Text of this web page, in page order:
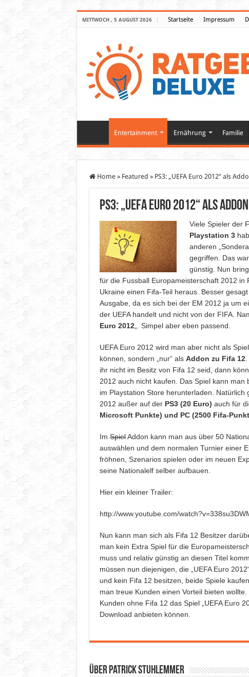
MITTWOCH , 5 AUGUST 2026 Startseite Impressum
Entertainment Ernährung Familie
Home » Featured » PS3: „UEFA Euro 2012“ als
PS3: „UEFA Euro 2012“ als
Viele Spieler der
Playstation 3
anderen
gegriffen. Das
günstig. Nun
für die Fussball Europameisterschaft 2012 in
Ukraine einen Fifa-Teil heraus. Besser
Ausgabe, da es sich bei der EM 2012 ja um
der UEFA handelt und nicht von der FIFA.
Euro 2012„. Simpel aber eben passend.
UEFA Euro 2012 wird man aber nicht als
können, sondern „nur“ als Addon zu Fifa 12.
ihr nicht im Besitz von Fifa 12 seid, dann
2012 auch nicht kaufen. Das Spiel kann man
im Playstation Store herunterladen. Natürlich
2012 außer auf der PS3 (20 Euro) auch für
Microsoft Punkte) und PC (2500 Fifa-
ImSpielAddon kann man aus über 50
auswählen und dem normalen Turnier einer
fröhnen, Szenarios spielen oder im neuen
seine Nationalelf selber aufbauen.
Hier ein kleiner Trailer:
http://www.youtube.com/
Nun kann man sich als Fifa 12 Besitzer
man kein Extra Spiel für die
muss und relativ günstig an diesen Titel
müssen nun diejenigen, die „UEFA Euro
und kein Fifa 12 besitzen, beide Spiele
man treue Kunden einen Vorteil bieten
Kunden ohne Fifa 12 das Spiel „UEFA Euro
Download anbieten können.
Über Patrick Stuhlemmer